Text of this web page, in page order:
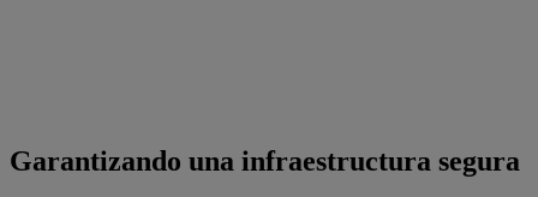
Garantizando una infraestructura segura